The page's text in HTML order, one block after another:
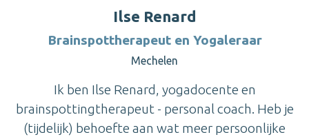
Ilse Renard
Brainspottherapeut en Yogaleraar
Mechelen
Ik ben Ilse Renard, yogadocente en
brainspottingtherapeut - personal coach. Heb je
(tijdelijk) behoefte aan wat meer persoonlijke